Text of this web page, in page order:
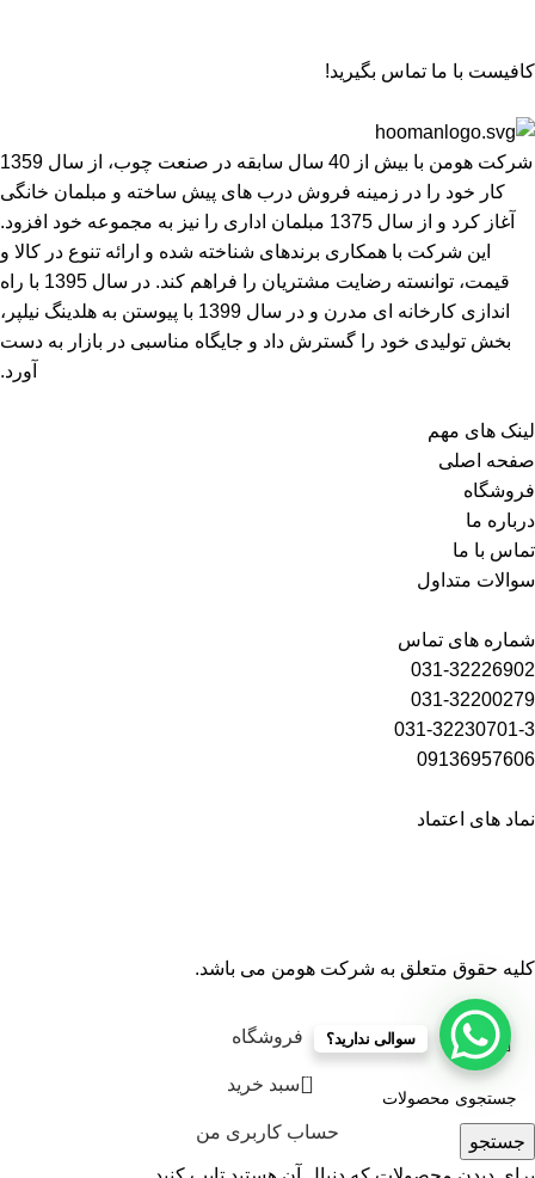
کافیست با ما تماس بگیرید!
شرکت هومن با بیش از 40 سال سابقه در صنعت چوب، از سال 1359
کار خود را در زمینه فروش درب های پیش ساخته و مبلمان خانگی
آغاز کرد و از سال 1375 مبلمان اداری را نیز به مجموعه خود افزود.
این شرکت با همکاری برندهای شناخته شده و ارائه تنوع در کالا و
قیمت، توانسته رضایت مشتریان را فراهم کند. در سال 1395 با راه
اندازی کارخانه ای مدرن و در سال 1399 با پیوستن به هلدینگ نیلپر،
بخش تولیدی خود را گسترش داد و جایگاه مناسبی در بازار به دست
آورد.
لینک های مهم
صفحه اصلی
فروشگاه
درباره ما
تماس با ما
سوالات متداول
شماره های تماس
031-32226902
031-32200279
031-32230701-3
09136957606
نماد های اعتماد
کلیه حقوق متعلق به شرکت هومن می باشد.
جستجو
سوالی ندارید؟ فروشگاه
0 سبد خرید
حساب کاربری من